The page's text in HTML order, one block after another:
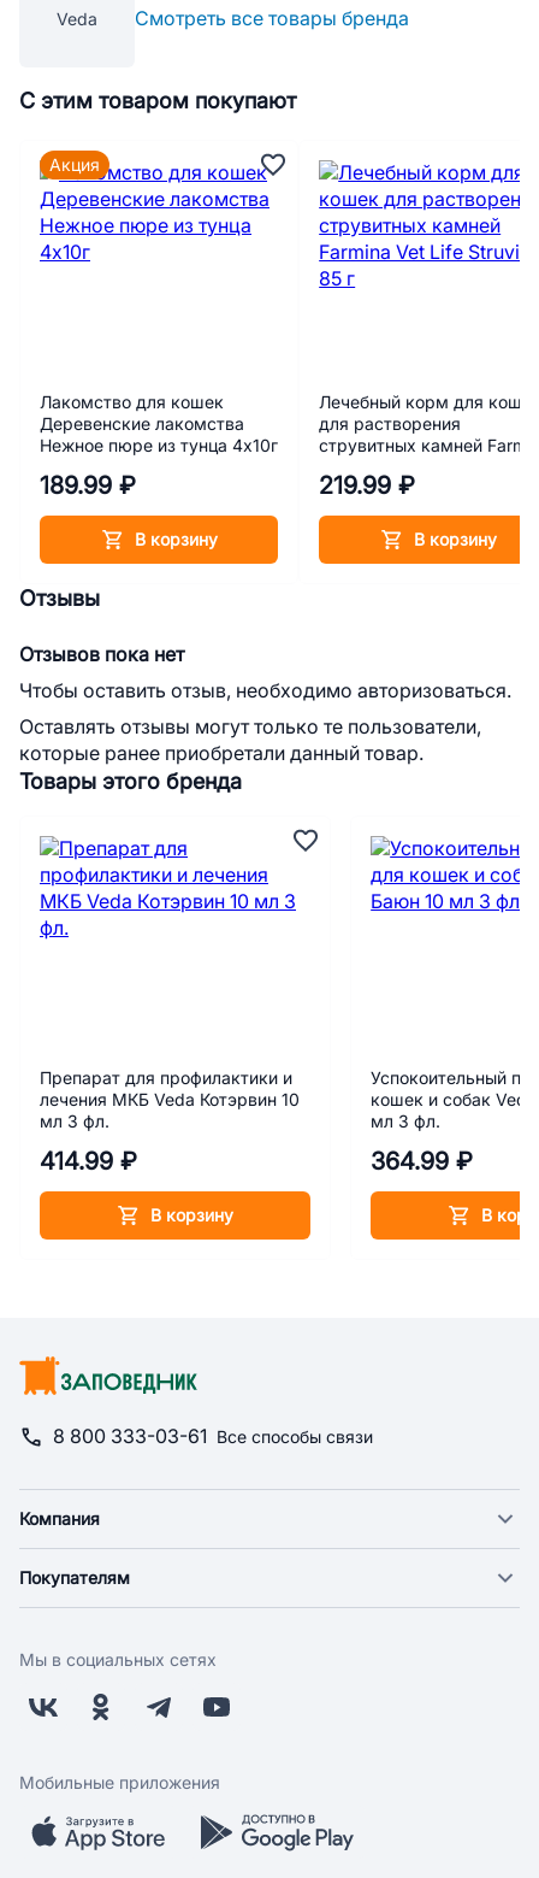
Veda Смотреть все товары бренда
С этим товаром покупают
Лакомство для кошек
Деревенские лакомства
Нежное пюре из тунца 4х10г
189.99 ₽
В корзину
Акция
Лечебный корм для
для растворения
струвитных камней
219.99 ₽
В корзину
Товары этого бренда
Препарат для профилактики и
лечения МКБ Veda Котэрвин 10
мл 3 фл.
414.99 ₽
В корзину
Успокоительный
кошек и собак
мл 3 фл.
364.99 ₽
В
Отзывы
Отзывов пока нет
Чтобы оставить отзыв, необходимо авторизоваться.
Оставлять отзывы могут только те пользователи,
которые ранее приобретали данный товар.
8 800 333-03-61 Все способы связи
Компания
Новости
Поставщикам
Заводчикам
Обратная связь
Покупателям
Оплата
Бонусная программа
Скидки и акции
Мобильное приложение
Мы в социальных сетях
Мобильные приложения